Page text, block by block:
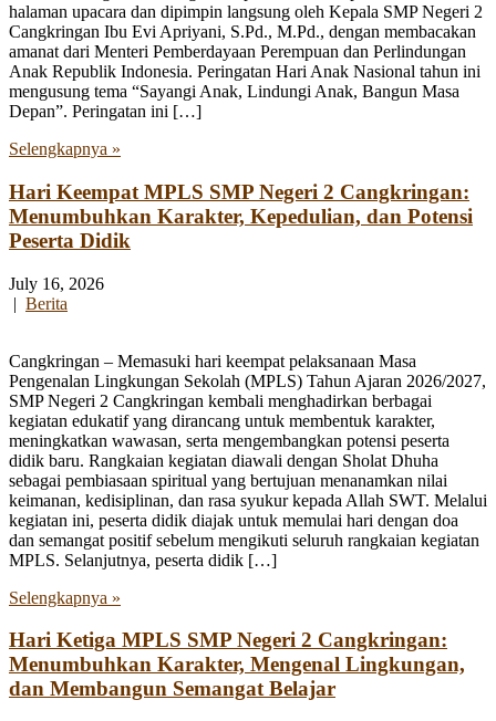
halaman upacara dan dipimpin langsung oleh Kepala SMP Negeri 2
Cangkringan Ibu Evi Apriyani, S.Pd., M.Pd., dengan membacakan
amanat dari Menteri Pemberdayaan Perempuan dan Perlindungan
Anak Republik Indonesia. Peringatan Hari Anak Nasional tahun ini
mengusung tema “Sayangi Anak, Lindungi Anak, Bangun Masa
Depan”. Peringatan ini […]
Selengkapnya »
Hari Keempat MPLS SMP Negeri 2 Cangkringan:
Menumbuhkan Karakter, Kepedulian, dan Potensi
Peserta Didik
July 16, 2026
| Berita
Cangkringan – Memasuki hari keempat pelaksanaan Masa
Pengenalan Lingkungan Sekolah (MPLS) Tahun Ajaran 2026/2027,
SMP Negeri 2 Cangkringan kembali menghadirkan berbagai
kegiatan edukatif yang dirancang untuk membentuk karakter,
meningkatkan wawasan, serta mengembangkan potensi peserta
didik baru. Rangkaian kegiatan diawali dengan Sholat Dhuha
sebagai pembiasaan spiritual yang bertujuan menanamkan nilai
keimanan, kedisiplinan, dan rasa syukur kepada Allah SWT. Melalui
kegiatan ini, peserta didik diajak untuk memulai hari dengan doa
dan semangat positif sebelum mengikuti seluruh rangkaian kegiatan
MPLS. Selanjutnya, peserta didik […]
Selengkapnya »
Hari Ketiga MPLS SMP Negeri 2 Cangkringan:
Menumbuhkan Karakter, Mengenal Lingkungan,
dan Membangun Semangat Belajar